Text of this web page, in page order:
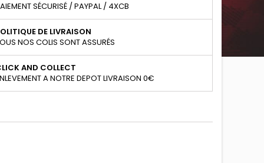
SÉCURISÉ / PAYPAL / 4XCB
DE LIVRAISON
NOS COLIS SONT ASSURÉS
AND COLLECT
A NOTRE DEPOT LIVRAISON 0€